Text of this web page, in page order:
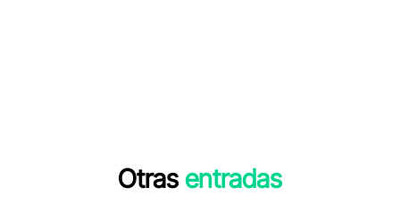
Otrasentradas